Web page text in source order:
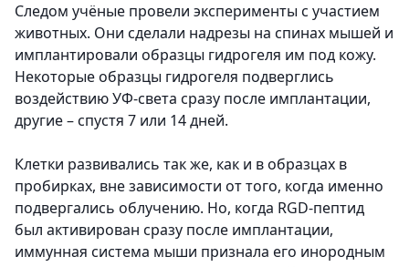
Следом учёные провели эксперименты с участием
животных. Они сделали надрезы на спинах мышей и
имплантировали образцы гидрогеля им под кожу.
Некоторые образцы гидрогеля подверглись
воздействию УФ-света сразу после имплантации,
другие – спустя 7 или 14 дней.
Клетки развивались так же, как и в образцах в
пробирках, вне зависимости от того, когда именно
подвергались облучению. Но, когда RGD-пептид
был активирован сразу после имплантации,
иммунная система мыши признала его инородным